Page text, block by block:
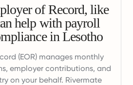
of Record, like
help with payroll
in Lesotho
(EOR) manages monthly
employer contributions, and
on your behalf. Rivermate